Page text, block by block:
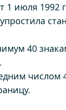
июля 1992
40
числом